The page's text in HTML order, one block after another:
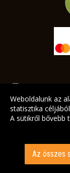
Weboldalunk az
statisztika
A sütikről bővebb
Az összes